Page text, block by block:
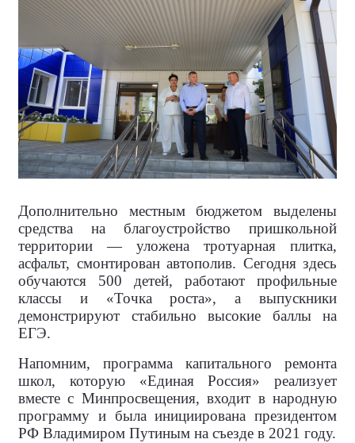
Дополнительно местным бюджетом выделены
средства на благоустройство пришкольной
территории — уложена тротуарная плитка,
асфальт, смонтирован автополив. Сегодня здесь
обучаются 500 детей, работают профильные
классы и «Точка роста», а выпускники
демонстрируют стабильно высокие баллы на
ЕГЭ.
Напомним, программа капитального ремонта
школ, которую «Единая Россия» реализует
вместе с Минпросвещения, входит в народную
программу и была инициирована президентом
РФ Владимиром Путиным на съезде в 2021 году.